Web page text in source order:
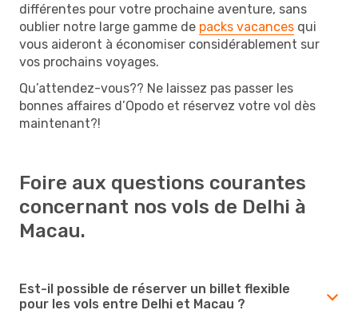
différentes pour votre prochaine aventure, sans
oublier notre large gamme de packs vacances qui
vous aideront à économiser considérablement sur
vos prochains voyages.
Qu’attendez-vous?? Ne laissez pas passer les
bonnes affaires d’Opodo et réservez votre vol dès
maintenant?!
Foire aux questions courantes
concernant nos vols de Delhi à
Macau.
Est-il possible de réserver un billet flexible
pour les vols entre Delhi et Macau ?